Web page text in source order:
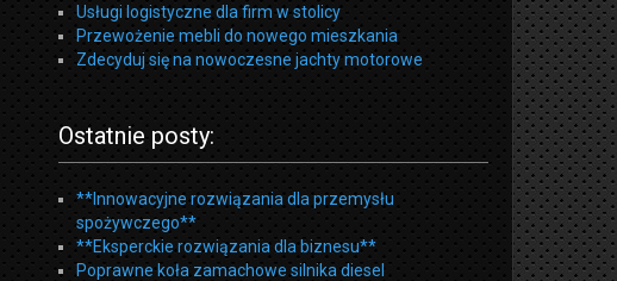
Usługi logistyczne dla firm w stolicy
Przewożenie mebli do nowego mieszkania
Zdecyduj się na nowoczesne jachty motorowe
Ostatnie posty:
**Innowacyjne rozwiązania dla przemysłu
spożywczego**
**Eksperckie rozwiązania dla biznesu**
Poprawne koła zamachowe silnika diesel